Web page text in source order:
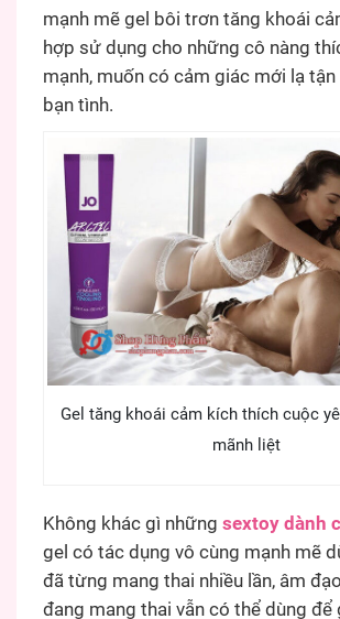
mạnh mẽ gel bôi trơn tăng khoái
hợp sử dụng cho những cô nàng
mạnh, muốn có cảm giác mới lạ
bạn tình.
Gel tăng khoái cảm kích thích cuộc
mãnh liệt
Không khác gì những sextoy dành
gel có tác dụng vô cùng mạnh mẽ
đã từng mang thai nhiều lần, âm
đang mang thai vẫn có thể dùng để